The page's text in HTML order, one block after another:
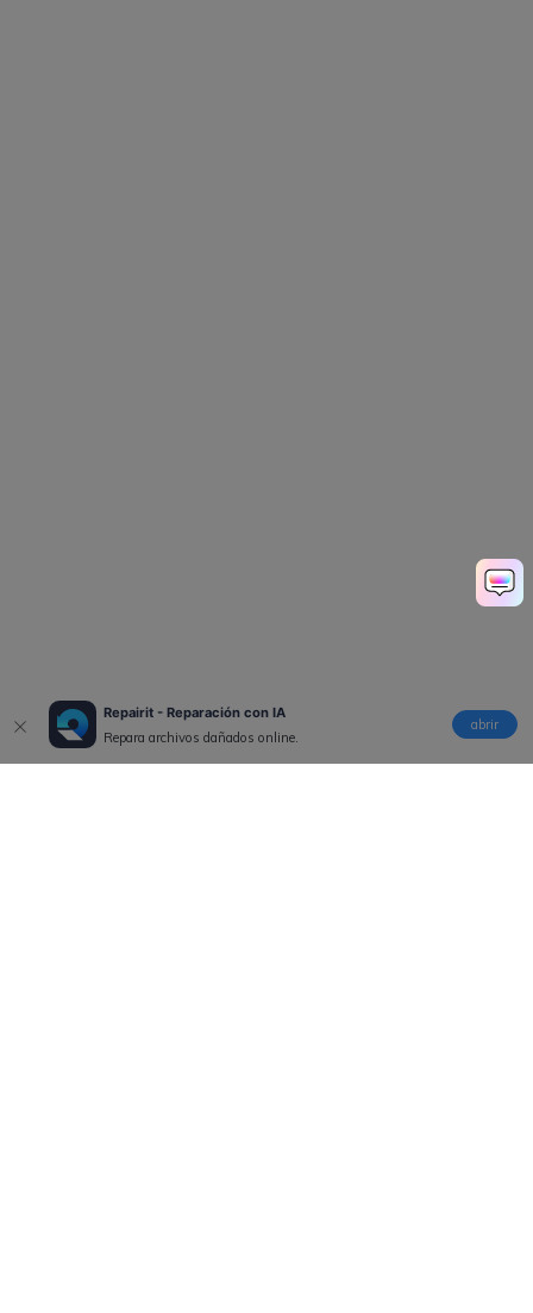
Repairit - Reparación con IA
Repara archivos dañados online.
abrir